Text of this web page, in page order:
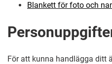
Blankett för foto och
För att kunna handlägga ditt